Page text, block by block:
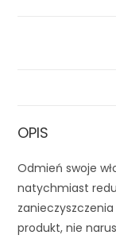
OPIS
Odmień swoje
natychmiast
produkt, nie